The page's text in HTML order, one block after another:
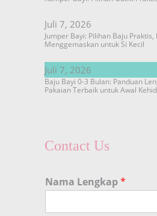
Juli 7, 2026
Jumper Bayi: Pilihan Baju
Menggemaskan untuk Si Kecil
Juli 7, 2026
Baju Bayi 0-3 Bulan: Panduan
Pakaian Terbaik untuk Awal
Contact Us
Nama Lengkap*